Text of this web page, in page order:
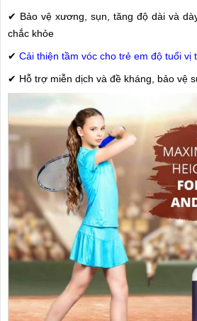
✔ Bảo vệ xương, sụn, tăng độ dài và
chắc khỏe
✔ Cải thiện tầm vóc cho trẻ em độ tuổi vị
✔ Hỗ trợ miễn dịch và đề kháng, bảo vệ